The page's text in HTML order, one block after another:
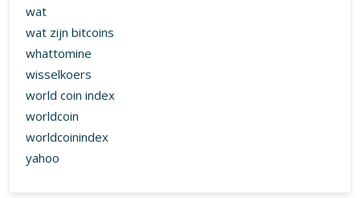
wat
wat zijn bitcoins
whattomine
wisselkoers
world coin index
worldcoin
worldcoinindex
yahoo